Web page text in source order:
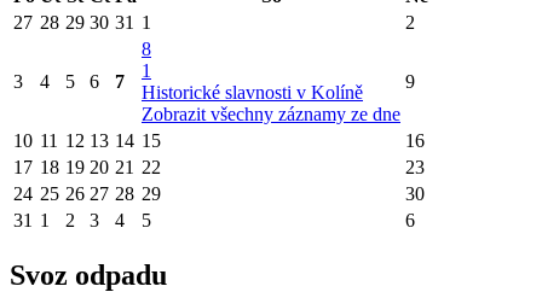
27 28 29 30 31 1 2
3 4 5 6 7
8
1
Historické slavnosti v Kolíně
Zobrazit všechny záznamy ze dne
9
10 11 12 13 14 15
16
17 18 19 20 21 22
23
24 25 26 27 28 29
30
31 1 2 3 4 5 6
Svoz odpadu